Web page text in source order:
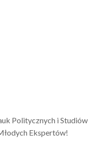
Politycznych i Studiów
Ekspertów!